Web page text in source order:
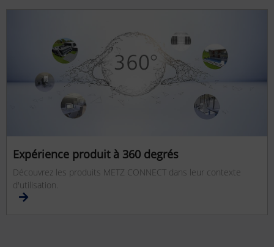
Expérience produit à 360 degrés
Découvrez les produits METZ CONNECT dans leur contexte
d'utilisation.